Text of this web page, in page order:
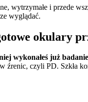
wytrzymałe i przede
wyglądać.
okulary
wykonałeś już
źrenic, czyli PD. Szkła